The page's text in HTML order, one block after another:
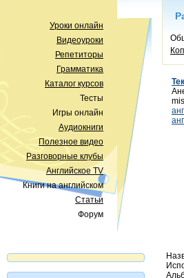
Уроки онлайн
Видеоуроки
Репетиторы
Грамматика
Каталог курсов
Тесты
Игры онлайн
Аудиокниги
Полезное видео
Разговорные клубы
Английское TV
Книги на английском
Статьи
Форум